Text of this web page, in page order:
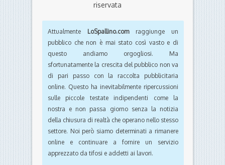
riservata
Attualmente LoSpallino.comraggiunge un
pubblico che non è mai stato così vasto e di
questo andiamo orgogliosi. Ma
sfortunatamente la crescita del pubblico non va
di pari passo con la raccolta pubblicitaria
online. Questo ha inevitabilmente ripercussioni
sulle piccole testate indipendenti come la
nostra e non passa giorno senza la notizia
della chiusura di realtà che operano nello stesso
settore. Noi però siamo determinati a rimanere
online e continuare a fornire un servizio
apprezzato da tifosi e addetti ai lavori.